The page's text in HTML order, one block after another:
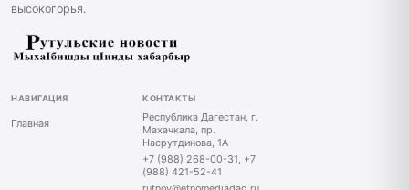
высокогорья.
НАВИГАЦИЯ
Главная
КОНТАКТЫ
Республика Дагестан, г.
Махачкала, пр.
Насрутдинова, 1А
+7 (988) 268-00-31, +7
(988) 421-52-41